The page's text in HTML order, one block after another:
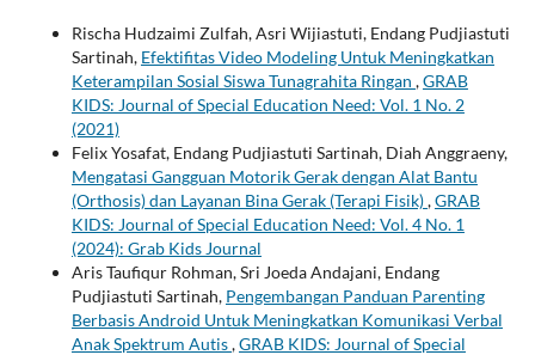
Rischa Hudzaimi Zulfah, Asri Wijiastuti, Endang Pudjiastuti
Sartinah, Efektifitas Video Modeling Untuk Meningkatkan
Keterampilan Sosial Siswa Tunagrahita Ringan ,GRAB
KIDS: Journal of Special Education Need: Vol. 1 No. 2
(2021)
Felix Yosafat, Endang Pudjiastuti Sartinah, Diah Anggraeny,
Mengatasi Gangguan Motorik Gerak dengan Alat Bantu
(Orthosis) dan Layanan Bina Gerak (Terapi Fisik),GRAB
KIDS: Journal of Special Education Need: Vol. 4 No. 1
(2024): Grab Kids Journal
Aris Taufiqur Rohman, Sri Joeda Andajani, Endang
Pudjiastuti Sartinah, Pengembangan Panduan Parenting
Berbasis Android Untuk Meningkatkan Komunikasi Verbal
Anak Spektrum Autis,GRAB KIDS: Journal of Special